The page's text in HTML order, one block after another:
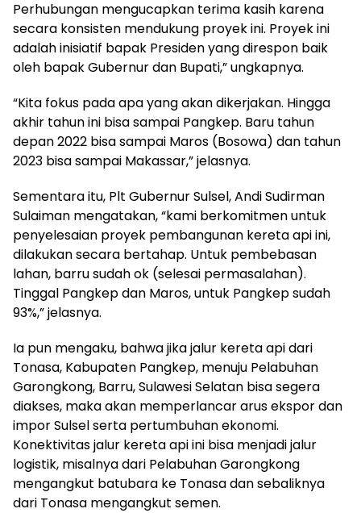
Perhubungan mengucapkan terima kasih karena
secara konsisten mendukung proyek ini. Proyek ini
adalah inisiatif bapak Presiden yang direspon baik
oleh bapak Gubernur dan Bupati,” ungkapnya.
“Kita fokus pada apa yang akan dikerjakan. Hingga
akhir tahun ini bisa sampai Pangkep. Baru tahun
depan 2022 bisa sampai Maros (Bosowa) dan tahun
2023 bisa sampai Makassar,” jelasnya.
Sementara itu, Plt Gubernur Sulsel, Andi Sudirman
Sulaiman mengatakan, “kami berkomitmen untuk
penyelesaian proyek pembangunan kereta api ini,
dilakukan secara bertahap. Untuk pembebasan
lahan, barru sudah ok (selesai permasalahan).
Tinggal Pangkep dan Maros, untuk Pangkep sudah
93%,” jelasnya.
Ia pun mengaku, bahwa jika jalur kereta api dari
Tonasa, Kabupaten Pangkep, menuju Pelabuhan
Garongkong, Barru, Sulawesi Selatan bisa segera
diakses, maka akan memperlancar arus ekspor dan
impor Sulsel serta pertumbuhan ekonomi.
Konektivitas jalur kereta api ini bisa menjadi jalur
logistik, misalnya dari Pelabuhan Garongkong
mengangkut batubara ke Tonasa dan sebaliknya
dari Tonasa mengangkut semen.